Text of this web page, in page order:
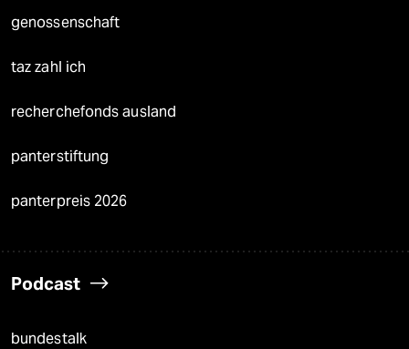
genossenschaft
taz zahl ich
recherchefonds ausland
panterstiftung
panterpreis 2026
Podcast
bundestalk